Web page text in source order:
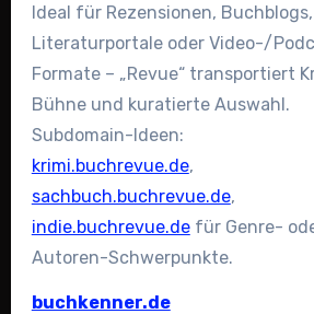
Ideal für Rezensionen, Buchblogs,
Literaturportale oder Video-/
Formate – „Revue“ transportiert
Bühne und kuratierte Auswahl.
Subdomain-Ideen:
krimi.buchrevue.de,
sachbuch.buchrevue.de,
indie.buchrevue.defür Genre-
Autoren-Schwerpunkte.
buchkenner.de